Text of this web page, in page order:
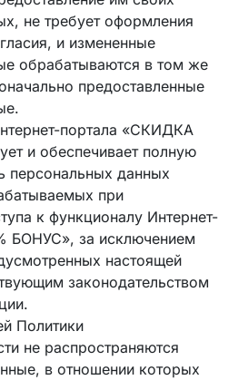
не требует оформления
и измененные
обрабатываются в том же
предоставленные
портала «СКИДКА
и обеспечивает полную
персональных данных
при
к функционалу Интернет-
БОНУС», за исключением
настоящей
законодательством
Политики
не распространяются
в отношении которых